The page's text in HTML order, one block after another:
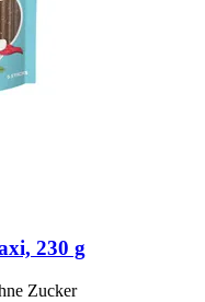
230 g
Zucker